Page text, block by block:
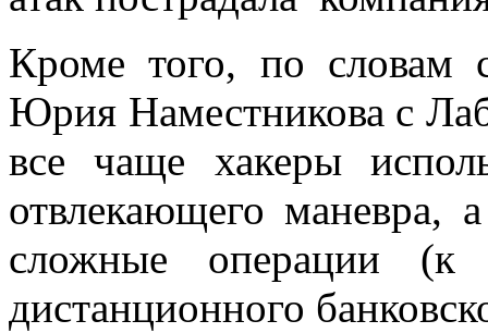
Кроме того, по словам
Юрия Наместникова с
все чаще хакеры
отвлекающего маневра,
сложные операции (к
дистанционного